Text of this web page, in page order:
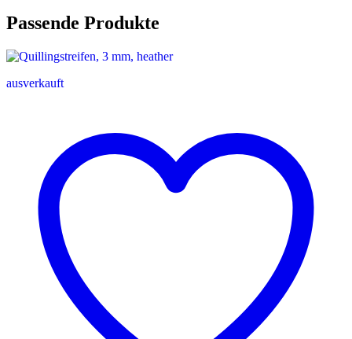
Passende Produkte
ausverkauft